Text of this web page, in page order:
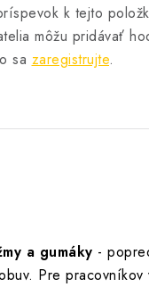
k tejto
môžu pridávať
sa zaregistrujte.
a gumáky -
Pre